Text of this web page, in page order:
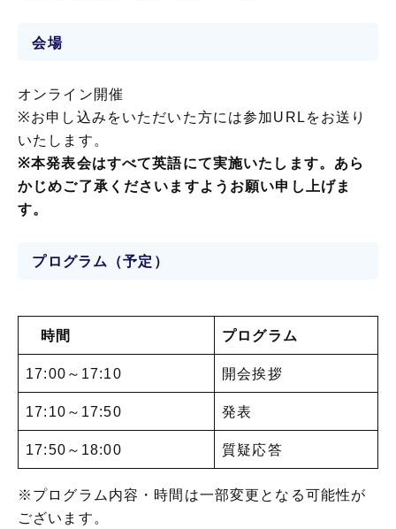
会場
オンライン開催
※お申し込みをいただいた方には参加URLをお送り
いたします。
※本発表会はすべて英語にて実施いたします。あら
かじめご了承くださいますようお願い申し上げま
す。
プログラム（予定 ）
時間 プログラム
17:00～17:10 開会挨拶
17:10～17:50 発表
17:50～18:00 質疑応答
※プログラム内容・時間は一部変更となる可能性が
ございます。